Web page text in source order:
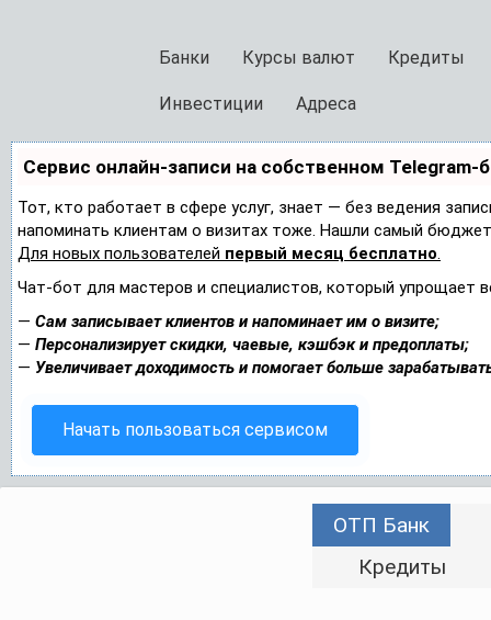
Банки Курсы валют Кредиты
Инвестиции Адреса
Сервис онлайн-записи на собственном Telegram-
Тот, кто работает в сфере услуг, знает — без ведения
напоминать клиентам о визитах тоже. Нашли самый
Для новых пользователей первый месяц бесплатно.
Чат-бот для мастеров и специалистов, который упрощает
— Сам записывает клиентов и напоминает им о визите;
— Персонализирует скидки, чаевые, кэшбэк и предоплаты;
— Увеличивает доходимость и помогает больше
Начать пользоваться сервисом
ОТП Банк
Кредиты